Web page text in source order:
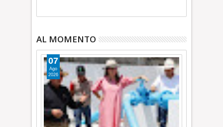
AL MOMENTO
07
Ago
2026